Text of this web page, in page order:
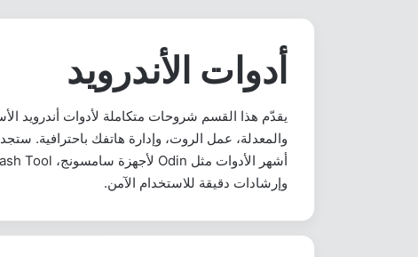
أدوات الأندرويد
يقدّم هذا القسم شروحات متكاملة لأدوات أندرويد
والمعدلة، عمل الروت، وإدارة هاتفك باحترافية.
وإرشادات دقيقة للاستخدام الآمن.